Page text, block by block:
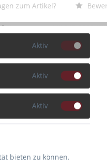
zum Artikel?
Nr.: MJL012-0829-
Aktiv
Aktiv
Aktiv
bieten zu können.